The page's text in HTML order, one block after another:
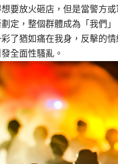
要放火砸店，但是當警方
定，整個群體成為「我們
了猶如痛在我身，反擊的
全面性騷亂。